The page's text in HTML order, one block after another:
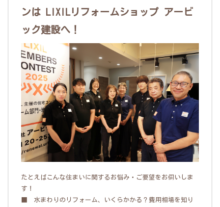
ンは LIXILリフォームショップ アービ
ック建設へ！
たとえばこんな住まいに関するお悩み・ご要望をお伺いしま
す！
■ 水まわりのリフォーム、いくらかかる？費用相場を知り